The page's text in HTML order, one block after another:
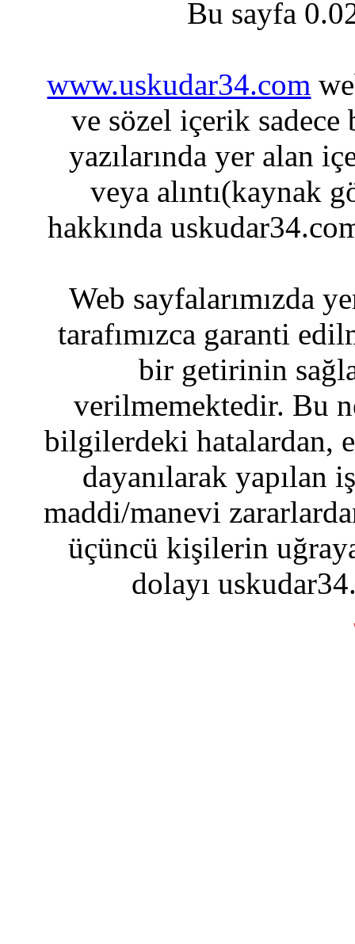
Bu sayfa
www.uskudar34.com
ve sözel içerik sadece
yazılarında yer alan
veya alıntı(kaynak
hakkında
Web sayfalarımızda
tarafımızca garanti
bir getirinin
verilmemektedir. Bu
bilgilerdeki hatalardan,
dayanılarak yapılan
maddi/manevi
üçüncü kişilerin
dolayı